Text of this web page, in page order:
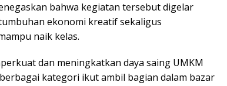
bahwa kegiatan tersebut digelar
ekonomi kreatif sekaligus
naik kelas.
dan meningkatkan daya saing UMKM
kategori ikut ambil bagian dalam bazar